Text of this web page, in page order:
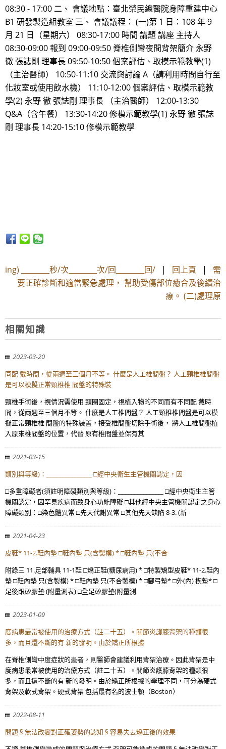
08:30 - 17:00 二、 會議地點：臺北榮民總醫院身障重建中心
B1 研發製造組教室 三、 會議議程： (一)第 1 日：108 年 9
月 21 日（星期六） 08:30-17:00 時間 講題 講座 主持人
08:30-09:00 報到 09:00-09:50 脊椎側彎夜間背架簡介 永野
徹 張誌剛 理事長 09:50-10:50 個案評估、取模示範教學(1)
（主治醫師） 10:50-11:10 交流與討論 A（請利用時間自行至
化妝室或使用飲水機） 11:10-12:00 個案評估、取模示範教
學(2) 永野 徹 張誌剛 理事長 （主治醫師） 12:00-13:30
Q&A（含午餐） 13:30-14:20 修模示範教學(1) 永野 徹 張誌
剛 理事長 14:20-15:10 修模示範教學
ing) ________秒/次________次/回________回/ | 回上頁 | 需
要正確診斷和適當緊急處理， 幫助受傷部位癒合及後續治
療。 (二)處理原
相關知識
2023-03-20
同配 戴時間，從兩週至三個月不等。 什麼是人工椎間盤？ 人工頸椎椎間盤
是可以模擬正常頸椎椎 間盤的特殊裝
頸椎手術後，視情況需使用 頸圈固定，視植入物的不同而有不同配 戴時
間，從兩週至三個月不等。 什麼是人工椎間盤？ 人工頸椎椎間盤是可以模
擬正常頸椎椎 間盤的特殊裝置，接受椎間盤切除手術後， 將人工椎間盤植
入原來椎間盤的位置，代替 原有椎間盤並保有其
2021-03-15
類別與等級)：_______________ □經中央衛生主管機關認定，因
□多重障礙者(須註明障礙類別與等級)：_______________ □經中央衛生主管
機關認定，因罕見疾病而致身心功能障礙 □其他經中央主管機關認定之身心
障礙類別：□染色體異常 □先天代謝異常 □其他先天缺陷 8-3. (新
2021-04-23
皮鞋* 11-2.鞋內墊 □鞋內墊 只(含製模) * □鞋內墊 只(不合
附錄三 11.足部輔具 11-1鞋 □矯正鞋(糖尿病用) * □特製矯型皮鞋* 11-2.鞋內
墊 □鞋內墊 只(含製模) * □鞋內墊 只(不合製模) * □腳弓墊* □外(內) 楔墊* □
足後跟矽膠墊 (附量測表) □全足矽膠墊(附量測
2023-01-09
度病患最常被使用的治療方式（註二十五）。關節炎護膝背架的種類很
多，而且還不斷的有 新的發明。由於矯正所根據
在脊椎側彎中度症狀的患者，則醫師會建議利用背架治療。因此背架是中
度病患最常被使用的治療方式（註二十五）。關節炎護膝背架的種類很
多，而且還不斷的有 新的發明。由於矯正所根據的學理不同，可分為硬式
背架及軟式背架。硬式背架 包括最有名的波士頓（Boston）
2022-08-11
問題 § 無法改變對正確姿勢的認知 § 容易失去矯正後的效果